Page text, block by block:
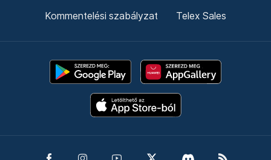
Kommentelési szabályzat Telex Sales